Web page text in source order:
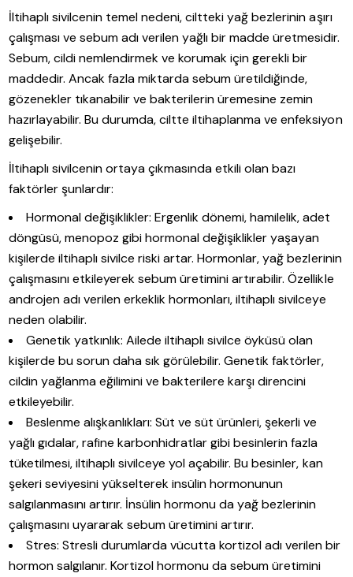
İltihaplı sivilcenin temel nedeni, ciltteki yağ bezlerinin aşırı
çalışması ve sebum adı verilen yağlı bir madde üretmesidir.
Sebum, cildi nemlendirmek ve korumak için gerekli bir
maddedir. Ancak fazla miktarda sebum üretildiğinde,
gözenekler tıkanabilir ve bakterilerin üremesine zemin
hazırlayabilir. Bu durumda, ciltte iltihaplanma ve enfeksiyon
gelişebilir.
İltihaplı sivilcenin ortaya çıkmasında etkili olan bazı
faktörler şunlardır:
Hormonal değişiklikler: Ergenlik dönemi, hamilelik, adet
döngüsü, menopoz gibi hormonal değişiklikler yaşayan
kişilerde iltihaplı sivilce riski artar. Hormonlar, yağ bezlerinin
çalışmasını etkileyerek sebum üretimini artırabilir. Özellikle
androjen adı verilen erkeklik hormonları, iltihaplı sivilceye
neden olabilir.
Genetik yatkınlık: Ailede iltihaplı sivilce öyküsü olan
kişilerde bu sorun daha sık görülebilir. Genetik faktörler,
cildin yağlanma eğilimini ve bakterilere karşı direncini
etkileyebilir.
Beslenme alışkanlıkları: Süt ve süt ürünleri, şekerli ve
yağlı gıdalar, rafine karbonhidratlar gibi besinlerin fazla
tüketilmesi, iltihaplı sivilceye yol açabilir. Bu besinler, kan
şekeri seviyesini yükselterek insülin hormonunun
salgılanmasını artırır. İnsülin hormonu da yağ bezlerinin
çalışmasını uyararak sebum üretimini artırır.
Stres: Stresli durumlarda vücutta kortizol adı verilen bir
hormon salgılanır. Kortizol hormonu da sebum üretimini